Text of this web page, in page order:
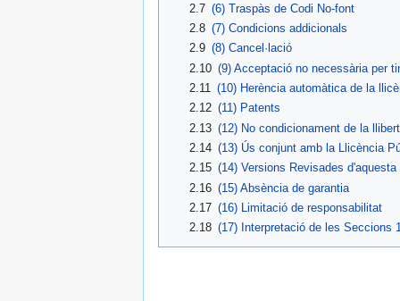
2.7 (6) Traspàs de Codi No-font
2.8 (7) Condicions addicionals
2.9 (8) Cancel·lació
2.10 (9) Acceptació no necessària per
2.11 (10) Herència automàtica de la
2.12 (11) Patents
2.13 (12) No condicionament de la
2.14 (13) Ús conjunt amb la Llicència
2.15 (14) Versions Revisades d'aquesta
2.16 (15) Absència de garantia
2.17 (16) Limitació de responsabilitat
2.18 (17) Interpretació de les Seccions